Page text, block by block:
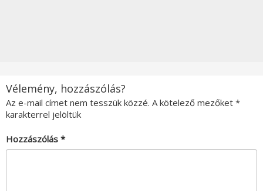
Vélemény, hozzászólás?
Az e-mail címet nem tesszük közzé. A kötelező mezőket *
karakterrel jelöltük
Hozzászólás *